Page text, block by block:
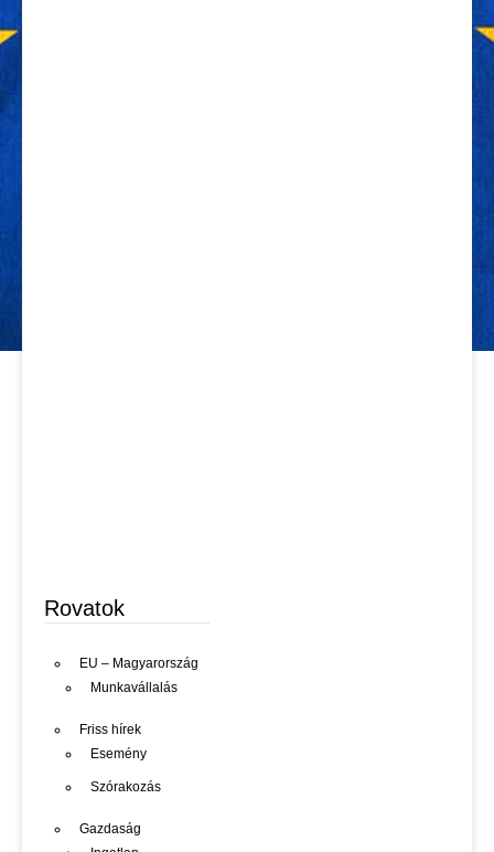
Rovatok
EU – Magyarország
Munkavállalás
Friss hírek
Esemény
Szórakozás
Gazdaság